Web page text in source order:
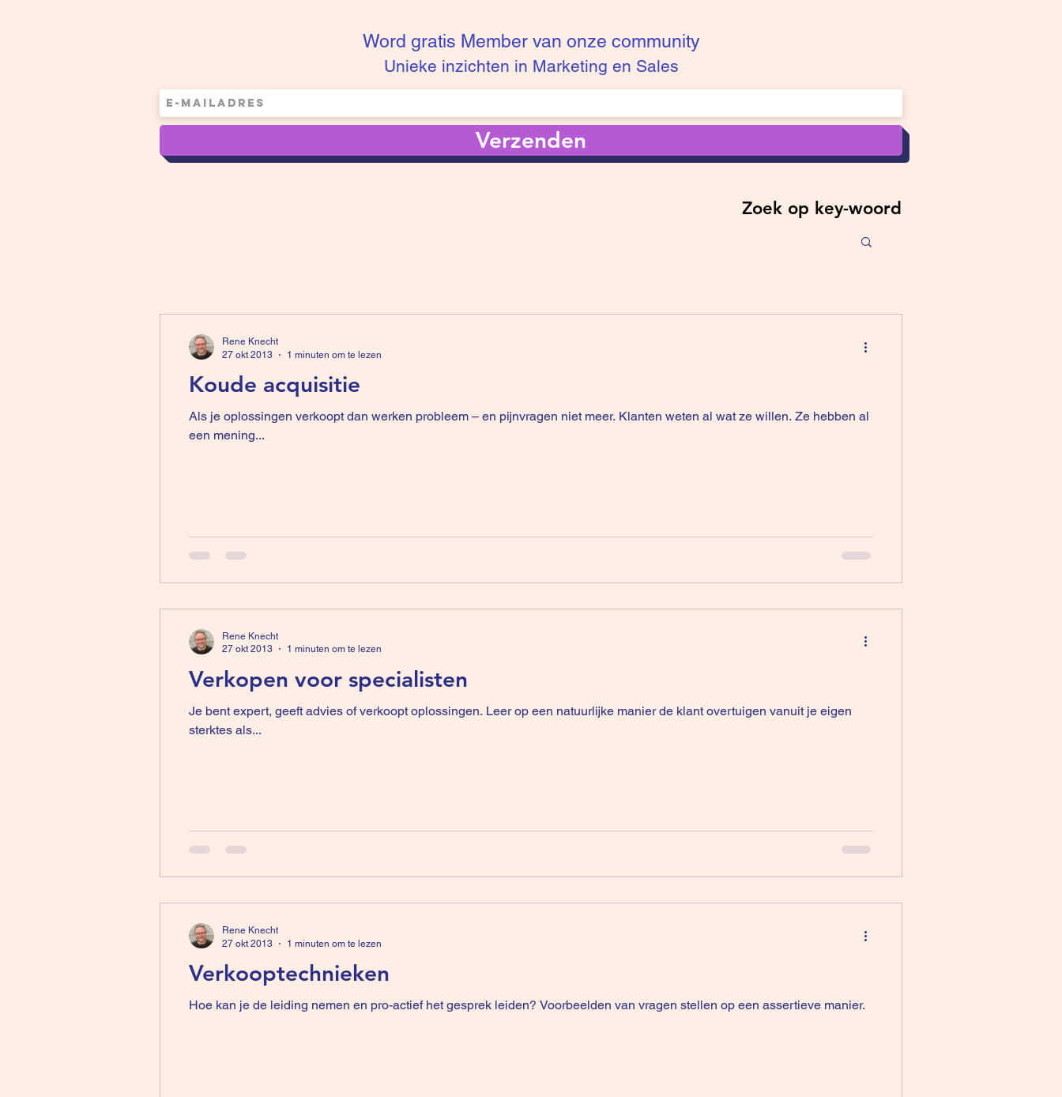
Word gratis Member van onze community
Unieke inzichten in Marketing en Sales
Verzenden
Zoek op key-woord
Zoek op key-woord
Koude acquisitie
Als je oplossingen verkoopt dan werken probleem – en pijnvragen niet meer. Klanten weten al wat ze willen. Ze hebben al
een mening...
Rene Knecht
27 okt 2013
1 minuten om te lezen
Verkopen voor specialisten
Je bent expert, geeft advies of verkoopt oplossingen. Leer op een natuurlijke manier de klant overtuigen vanuit je eigen
sterktes als...
Rene Knecht
27 okt 2013
1 minuten om te lezen
Verkooptechnieken
Hoe kan je de leiding nemen en pro-actief het gesprek leiden? Voorbeelden van vragen stellen op een assertieve manier.
Rene Knecht
27 okt 2013
1 minuten om te lezen